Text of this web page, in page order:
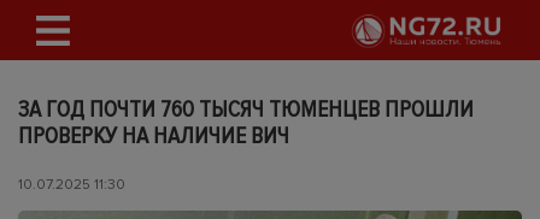
ЗА ГОД ПОЧТИ 760 ТЫСЯЧ ТЮМЕНЦЕВ ПРОШЛИ
ПРОВЕРКУ НА НАЛИЧИЕ ВИЧ
10.07.2025 11:30